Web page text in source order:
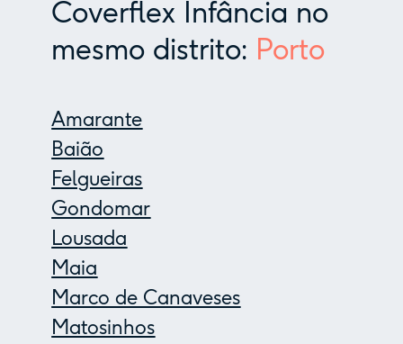
Coverflex Infância no
mesmo distrito: Porto
Amarante
Baião
Felgueiras
Gondomar
Lousada
Maia
Marco de Canaveses
Matosinhos